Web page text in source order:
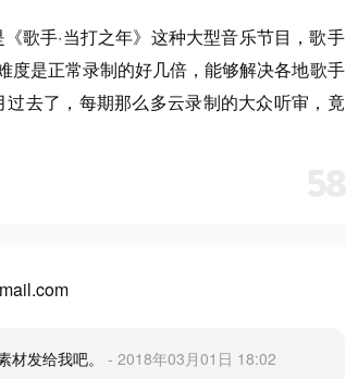
歌手·当打之年》这种大型音乐节目，歌手
度是正常录制的好几倍，能够解决各地歌手
去了，每期那么多云录制的大众听审，竟
材发给我吧。- 2018年03月01日 18:02